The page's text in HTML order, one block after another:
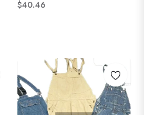
通
$40.46